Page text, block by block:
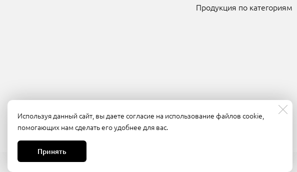
Продукция по категориям
Используя данный сайт, вы даете согласие на использование файлов cookie,
помогающих нам сделать его удобнее для вас.
Принять